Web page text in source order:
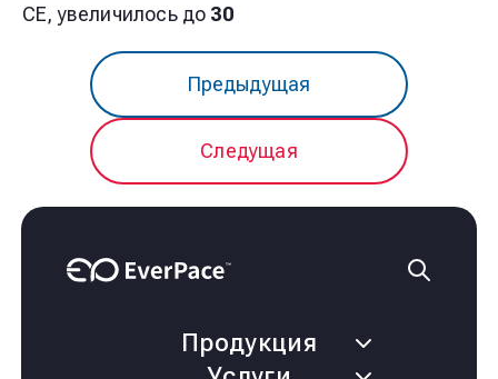
CE, увеличилось до 30
Предыдущая
Следущая
Продукция